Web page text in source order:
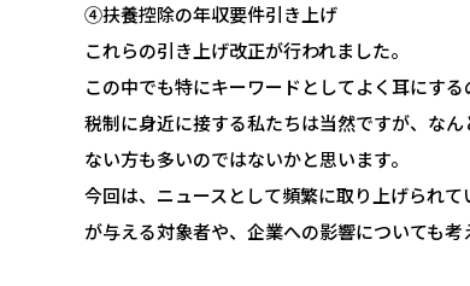
④扶養控除の年収要件引き上げ
これらの引き上げ改正が行われました。
この中でも特にキーワードとしてよく耳にす
税制に身近に接する私たちは当然ですが、な
ない方も多いのではないかと思います。
今回は、ニュースとして頻繁に取り上げられ
が与える対象者や、企業への影響についても考